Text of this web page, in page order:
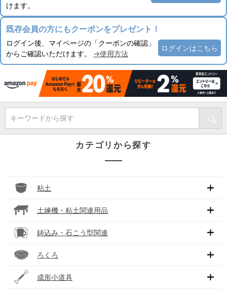
けます。
既存会員の方にもクーポンをプレゼント！
ログイン後、マイページの「クーポンの確認」
からご確認いただけます。 →使用方法
ログインはこちら
キーワードから探す
カテゴリから探す
粘土
土練機・粘土関連用品
鋳込み・石こう型関連
ろくろ
成形小道具